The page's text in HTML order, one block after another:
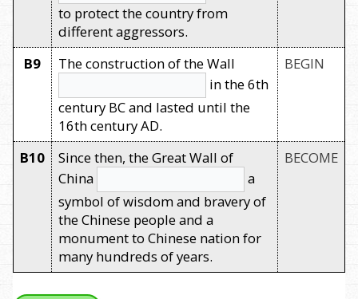
to protect the country from
different aggressors.
B9
The construction of the Wall
in the 6th
century BC and lasted until the
16th century AD.
BEGIN
B10
Since then, the Great Wall of
China
a
symbol of wisdom and bravery of
the Chinese people and a
monument to Chinese nation for
many hundreds of years.
BECOME